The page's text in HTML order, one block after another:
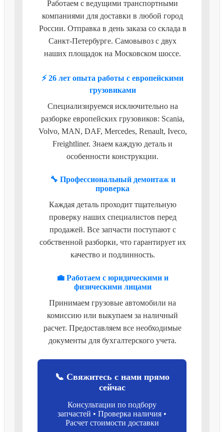
Работаем с ведущими транспортными
компаниями для доставки в любой город
России. Отправка в день заказа со склада в
Санкт-Петербурге. Самовывоз с двух
наших площадок на Московском шоссе.
⚡ 26 лет опыта работы с европейскими
грузовиками
Специализируемся исключительно на
разборке европейских грузовиков: Scania,
Volvo, MAN, DAF, Mercedes, Renault, Iveco,
Freightliner. Знаем каждую деталь и
особенности конструкции.
🔧 Профессиональный демонтаж и
проверка
Каждая деталь проходит тщательную
проверку наших специалистов перед
продажей. Все запчасти поступают с
собственной разборки, что гарантирует их
качество и подлинность.
💼 Работаем с юридическими и
физическими лицами
Принимаем грузовые автомобили на
комиссию или выкупаем за наличный
расчет. Предоставляем все необходимые
документы для бухгалтерского учета.
📞 Свяжитесь с нами прямо
сейчас
Консультации по подбору
запчастей • Проверка наличия •
Расчет стоимости доставки